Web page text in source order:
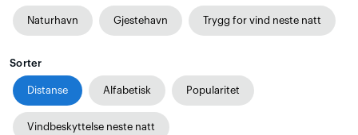
Naturhavn Gjestehavn Trygg for vind neste natt
Sorter
Distanse Alfabetisk Popularitet
Vindbeskyttelse neste natt